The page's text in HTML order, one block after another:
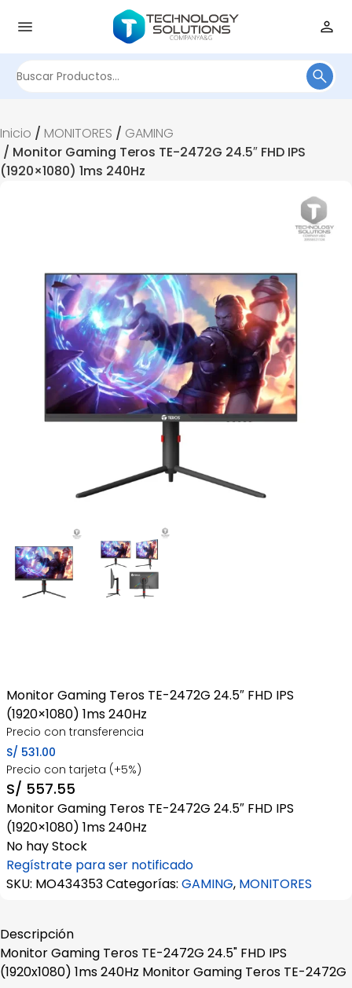
Inicio / MONITORES / GAMING
/ Monitor Gaming Teros TE-2472G 24.5″ FHD IPS
(1920×1080) 1ms 240Hz
Monitor Gaming Teros TE-2472G 24.5″ FHD IPS
(1920×1080) 1ms 240Hz
Precio con transferencia
S/ 531.00
Precio con tarjeta (+5%)
S/ 557.55
Monitor Gaming Teros TE-2472G 24.5″ FHD IPS
(1920×1080) 1ms 240Hz
No hay Stock
Regístrate para ser notificado
SKU: MO434353Categorías: GAMING, MONITORES
Descripción
Monitor Gaming Teros TE-2472G 24.5" FHD IPS
(1920x1080) 1ms 240Hz Monitor Gaming Teros TE-2472G